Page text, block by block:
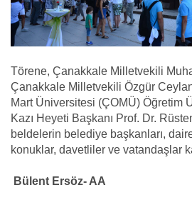
Törene, Çanakkale Milletvekili
Çanakkale Milletvekili Özgür
Mart Üniversitesi (ÇOMÜ) Öğretim
Kazı Heyeti Başkanı Prof. Dr.
beldelerin belediye başkanları,
konuklar, davetliler ve vatandaşlar
Bülent Ersöz- AA